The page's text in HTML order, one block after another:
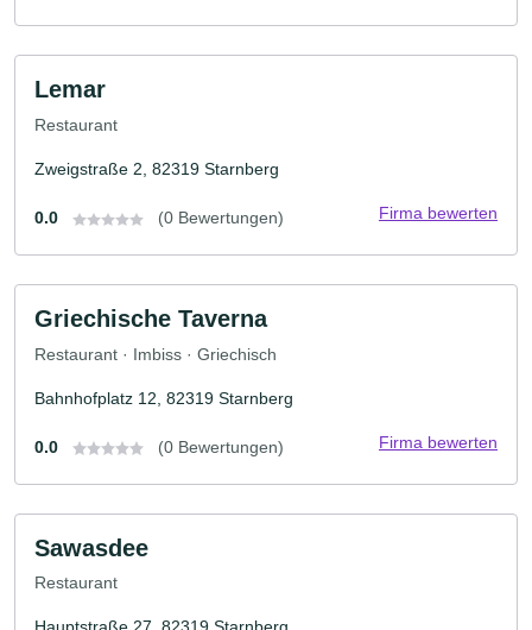
Lemar
Restaurant
Zweigstraße 2, 82319 Starnberg
0.0 (0 Bewertungen) Firma bewerten
Griechische Taverna
Restaurant · Imbiss · Griechisch
Bahnhofplatz 12, 82319 Starnberg
0.0 (0 Bewertungen) Firma bewerten
Sawasdee
Restaurant